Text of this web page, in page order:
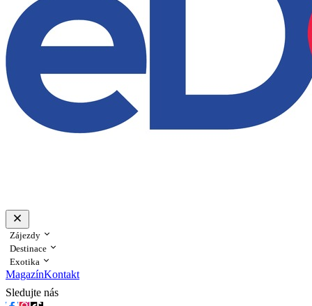
Zájezdy
Destinace
Exotika
MagazínKontakt
Sledujte nás